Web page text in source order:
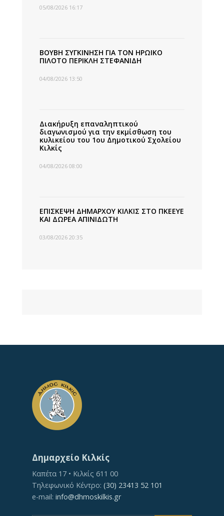
05/08/2026 16:17
ΒΟΥΒΗ ΣΥΓΚΙΝΗΣΗ ΓΙΑ ΤΟΝ ΗΡΩΙΚΟ
ΠΙΛΟΤΟ ΠΕΡΙΚΛΗ ΣΤΕΦΑΝΙΔΗ
04/08/2026 13:50
Διακήρυξη επαναληπτικού
διαγωνισμού για την εκμίσθωση του
κυλικείου του 1ου Δημοτικού Σχολείου
Κιλκίς
04/08/2026 08:00
ΕΠΙΣΚΕΨΗ ΔΗΜΑΡΧΟΥ ΚΙΛΚΙΣ ΣΤΟ ΠΚΕΕΥΕ
ΚΑΙ ΔΩΡΕΑ ΑΠΙΝΙΔΩΤΗ
03/08/2026 20:35
Δημαρχείο Κιλκίς
Καπέτα 17 • Κιλκίς 611 00
Τηλεφωνικό Κέντρο: (30) 23413 52 101
e-mail: info@dhmoskilkis.gr